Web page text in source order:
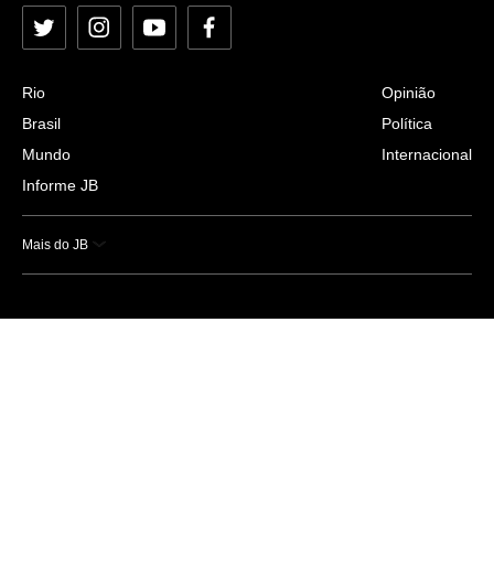
Twitter InstagramYouTubeFacebook
Rio
Brasil
Mundo
Informe JB
Opinião
Política
Internacional
Mais do JB
Esportes